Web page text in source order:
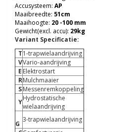
Accusysteem: AP
Maaibreedte: 51cm
Maaihoogte: 20 -100 mm
Gewicht(excl. accu): 29kg
Variant Specificatie:
T1-trapwielaandrijving
VVario-aandrijving
E Elektrostart
RMulchmaaier
SMessenremkoppeling
YHydrostatische
wielaandrijving
G
3-trapwielaandrijving